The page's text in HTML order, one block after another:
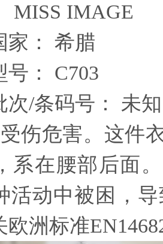
IMAGE
： 希腊
： C703
/条码号： 未知
危害。这件衣
系在腰部后面
活动中被困，
洲标准